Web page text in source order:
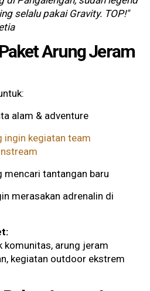
selalu pakai Gravity. TOP!"
Arung Jeram
alam & adventure
ingin kegiatan team
mencari tantangan baru
merasakan adrenalin di
komunitas, arung jeram
kegiatan outdoor ekstrem